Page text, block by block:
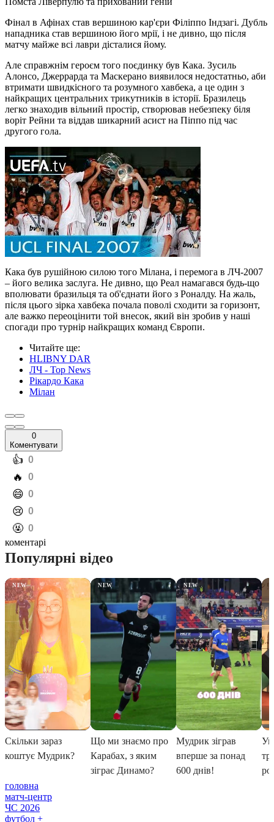
Фінал в Афінах став вершиною кар'єри Філіппо Індзагі. Дубль
нападника став вершиною його мрії, і не дивно, що після
матчу майже всі лаври дісталися йому.
Але справжнім героєм того поєдинку був Кака. Зусиль
Алонсо, Джеррарда та Маскерано виявилося недостатньо, аби
втримати швидкісного та розумного хавбека, а це один з
найкращих центральних трикутників в історії. Бразилець
легко знаходив вільний простір, створював небезпеку біля
воріт Рейни та віддав шикарний асист на Піппо під час
другого гола.
Кака був рушійною силою того Мілана, і перемога в ЛЧ-2007
– його велика заслуга. Не дивно, що Реал намагався будь-що
вполювати бразильця та об'єднати його з Роналду. На жаль,
після цього зірка хавбека почала поволі сходити за горизонт,
але важко переоцінити той внесок, який він зробив у наші
спогади про турнір найкращих команд Європи.
Читайте ще:
HLIBNY DAR
ЛЧ - Top News
Рікардо Кака
Мілан
0
Коментувати
️👍 0
️🔥 0
️😄 0
️😢 0
️🤬 0
коментарі
головна
матч-центр
ЧС 2026
футбол +